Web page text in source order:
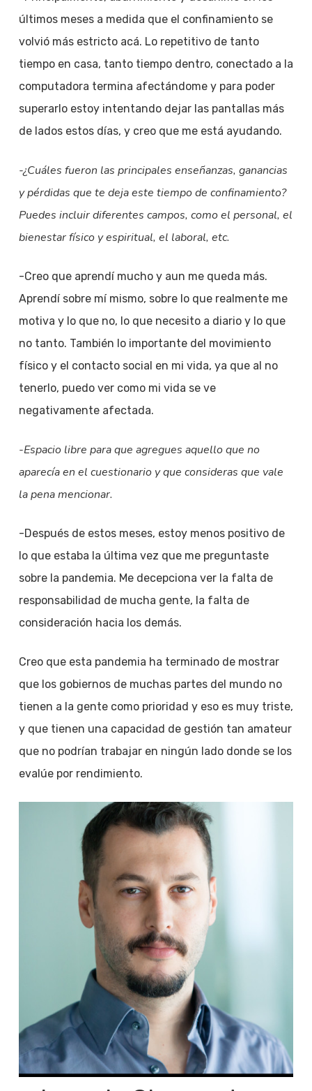
últimos meses a medida que el confinamiento se
volvió más estricto acá. Lo repetitivo de tanto
tiempo en casa, tanto tiempo dentro, conectado a la
computadora termina afectándome y para poder
superarlo estoy intentando dejar las pantallas más
de lados estos días, y creo que me está ayudando.
-¿Cuáles fueron las principales enseñanzas, ganancias
y pérdidas que te deja este tiempo de confinamiento?
Puedes incluir diferentes campos, como el personal, el
bienestar físico y espiritual, el laboral, etc.
-Creo que aprendí mucho y aun me queda más.
Aprendí sobre mí mismo, sobre lo que realmente me
motiva y lo que no, lo que necesito a diario y lo que
no tanto. También lo importante del movimiento
físico y el contacto social en mi vida, ya que al no
tenerlo, puedo ver como mi vida se ve
negativamente afectada.
-Espacio libre para que agregues aquello que no
aparecía en el cuestionario y que consideras que vale
la pena mencionar.
-Después de estos meses, estoy menos positivo de
lo que estaba la última vez que me preguntaste
sobre la pandemia. Me decepciona ver la falta de
responsabilidad de mucha gente, la falta de
consideración hacia los demás.
Creo que esta pandemia ha terminado de mostrar
que los gobiernos de muchas partes del mundo no
tienen a la gente como prioridad y eso es muy triste,
y que tienen una capacidad de gestión tan amateur
que no podrían trabajar en ningún lado donde se los
evalúe por rendimiento.